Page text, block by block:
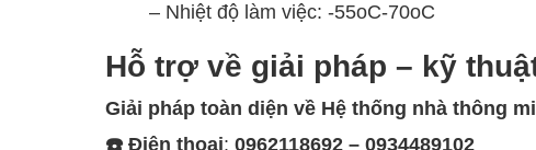
– Nhiệt độ làm việc: -55oC-70oC
Hỗ trợ về giải pháp – kỹ
Giải pháp toàn diện về Hệ thống nhà thông
☎️ Điện thoại: 0962118692 – 0934489102